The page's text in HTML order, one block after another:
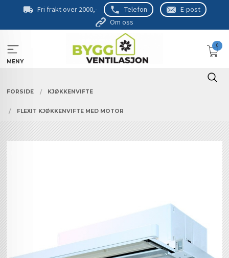
Fri frakt over 2000,- Telefon
E-post
Om oss
MENY
0
FORSIDE KJØKKENVIFTE
FLEXIT KJØKKENVIFTE MED MOTOR